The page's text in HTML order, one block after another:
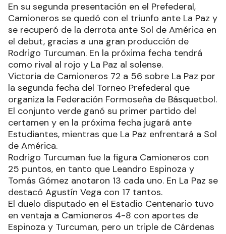
En su segunda presentación en el Prefederal,
Camioneros se quedó con el triunfo ante La Paz y
se recuperó de la derrota ante Sol de América en
el debut, gracias a una gran producción de
Rodrigo Turcuman. En la próxima fecha tendrá
como rival al rojo y La Paz al solense.
Victoria de Camioneros 72 a 56 sobre La Paz por
la segunda fecha del Torneo Prefederal que
organiza la Federación Formoseña de Básquetbol.
El conjunto verde ganó su primer partido del
certamen y en la próxima fecha jugará ante
Estudiantes, mientras que La Paz enfrentará a Sol
de América.
Rodrigo Turcuman fue la figura Camioneros con
25 puntos, en tanto que Leandro Espinoza y
Tomás Gómez anotaron 13 cada uno. En La Paz se
destacó Agustín Vega con 17 tantos.
El duelo disputado en el Estadio Centenario tuvo
en ventaja a Camioneros 4-8 con aportes de
Espinoza y Turcuman, pero un triple de Cárdenas